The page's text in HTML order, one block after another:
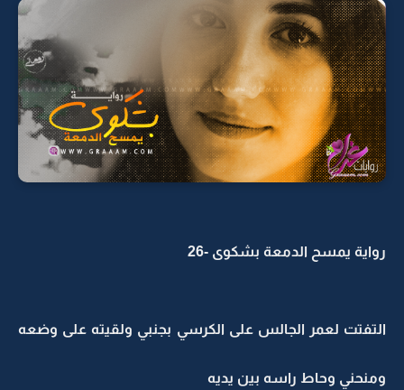
رواية يمسح الدمعة بشكوى -26
التفتت لعمر الجالس على الكرسي بجنبي ولقيته على وضعه
ومنحني وحاط راسه بين يديه